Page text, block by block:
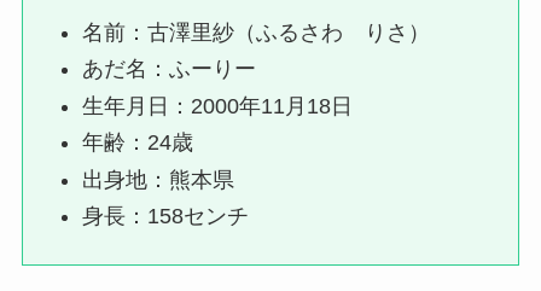
名前：古澤里紗（ふるさわ りさ）
あだ名：ふーりー
生年月日：2000年11月18日
年齢：24歳
出身地：熊本県
身長：158センチ